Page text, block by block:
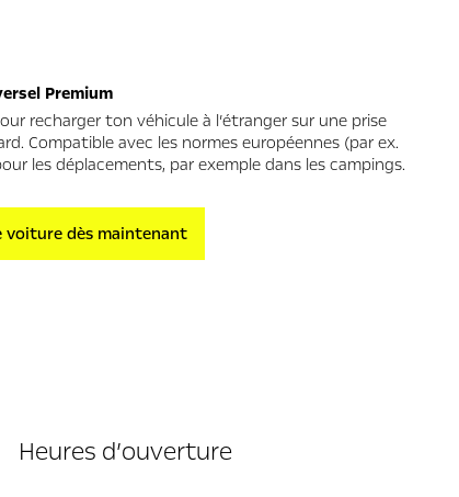
Premium
recharger ton véhicule à l’étranger sur une prise
Compatible avec les normes européennes (par ex.
les déplacements, par exemple dans les campings.
voiture dès maintenant
Heures d’ouverture